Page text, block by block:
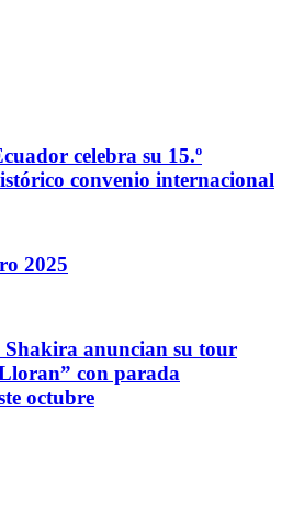
celebra su 15.º
convenio internacional
2025
anuncian su tour
con parada
octubre